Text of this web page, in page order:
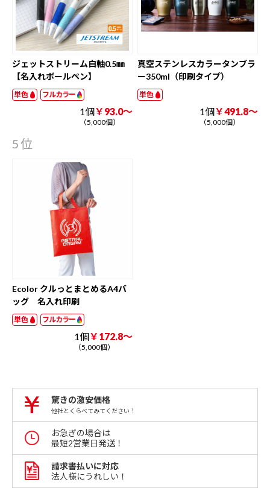
ジェットストリーム白軸0.5㎜
【名入れボールペン】
単色 フルカラー
1個￥93.0～
（5,000個）
真空ステンレスカラータンブラ
ー350ml（印刷タイプ）
単色
1個￥491.8～
（5,000個）
5位
Ecolor クルっとまとめるA4バ
ッグ 名入れ印刷
単色 フルカラー
1個￥172.8～
（5,000個）
驚きの激安価格
他社とくらべてみてください！
お急ぎの場合は
最短2営業日発送！
請求書払いに対応
法人様にうれしい！